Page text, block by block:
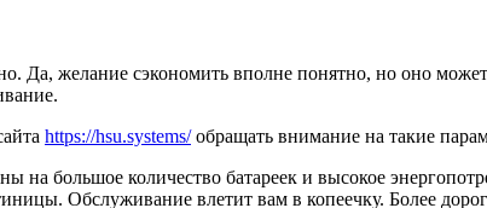
Да, желание сэкономить вполне понятно, но оно
https://hsu.systems/обращать внимание на такие
большое количество батареек и высокое
Обслуживание влетит вам в копеечку. Более